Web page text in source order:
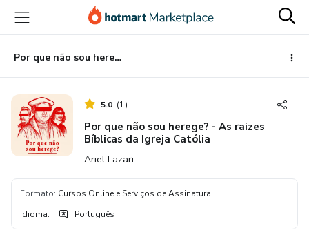
para
conteúdo
principal
para
pagamento
para
rodapé
Por que não sou herege? - As raizes Bíblicas da Igreja Católia
5.0 (1)
Por que não sou herege? - As raizes
Bíblicas da Igreja Católia
Ariel Lazari
Formato: Cursos Online e Serviços de Assinatura
Idioma: Português